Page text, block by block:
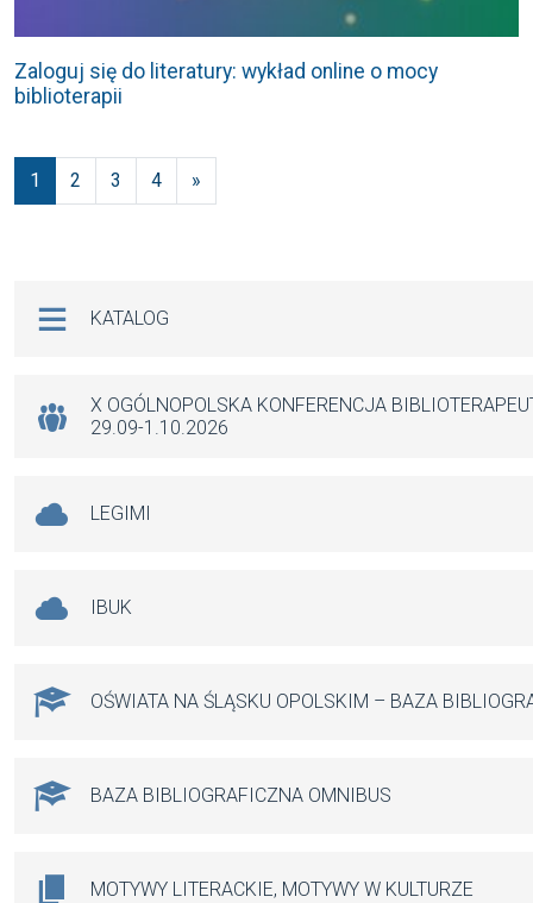
Zaloguj się do literatury: wykład online o mocy
biblioterapii
Nawigacja po wpisach
1 2 3 4 »
KATALOG
X OGÓLNOPOLSKA KONFERENCJA
29.09-1.10.2026
LEGIMI
IBUK
OŚWIATA NA ŚLĄSKU OPOLSKIM – BAZA
BAZA BIBLIOGRAFICZNA OMNIBUS
MOTYWY LITERACKIE, MOTYWY W KULTURZE